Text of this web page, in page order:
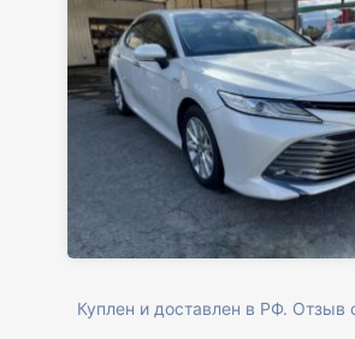
Куплен и доставлен в РФ. Отзыв